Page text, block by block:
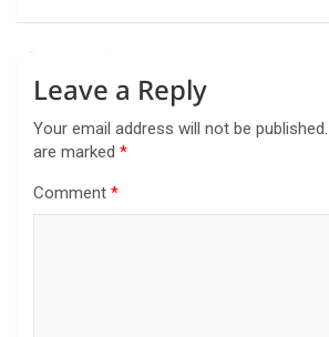
Leave a Reply
Your email address will not be published.
are marked *
Comment *